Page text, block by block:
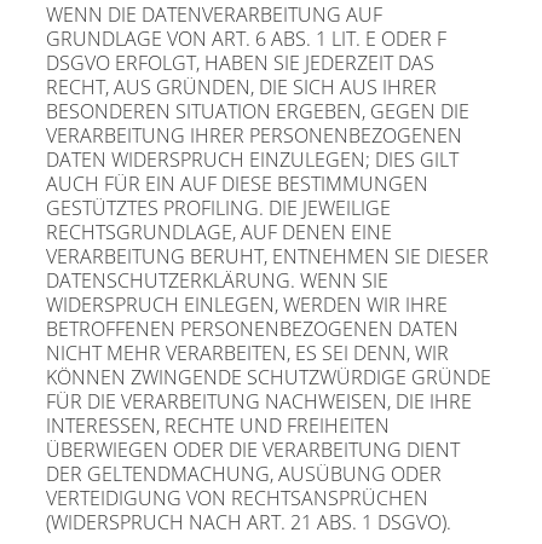
WENN DIE DATENVERARBEITUNG AUF
GRUNDLAGE VON ART. 6 ABS. 1 LIT. E ODER F
DSGVO ERFOLGT, HABEN SIE JEDERZEIT DAS
RECHT, AUS GRÜNDEN, DIE SICH AUS IHRER
BESONDEREN SITUATION ERGEBEN, GEGEN DIE
VERARBEITUNG IHRER PERSONENBEZOGENEN
DATEN WIDERSPRUCH EINZULEGEN; DIES GILT
AUCH FÜR EIN AUF DIESE BESTIMMUNGEN
GESTÜTZTES PROFILING. DIE JEWEILIGE
RECHTSGRUNDLAGE, AUF DENEN EINE
VERARBEITUNG BERUHT, ENTNEHMEN SIE DIESER
DATENSCHUTZERKLÄRUNG. WENN SIE
WIDERSPRUCH EINLEGEN, WERDEN WIR IHRE
BETROFFENEN PERSONENBEZOGENEN DATEN
NICHT MEHR VERARBEITEN, ES SEI DENN, WIR
KÖNNEN ZWINGENDE SCHUTZWÜRDIGE GRÜNDE
FÜR DIE VERARBEITUNG NACHWEISEN, DIE IHRE
INTERESSEN, RECHTE UND FREIHEITEN
ÜBERWIEGEN ODER DIE VERARBEITUNG DIENT
DER GELTENDMACHUNG, AUSÜBUNG ODER
VERTEIDIGUNG VON RECHTSANSPRÜCHEN
(WIDERSPRUCH NACH ART. 21 ABS. 1 DSGVO).